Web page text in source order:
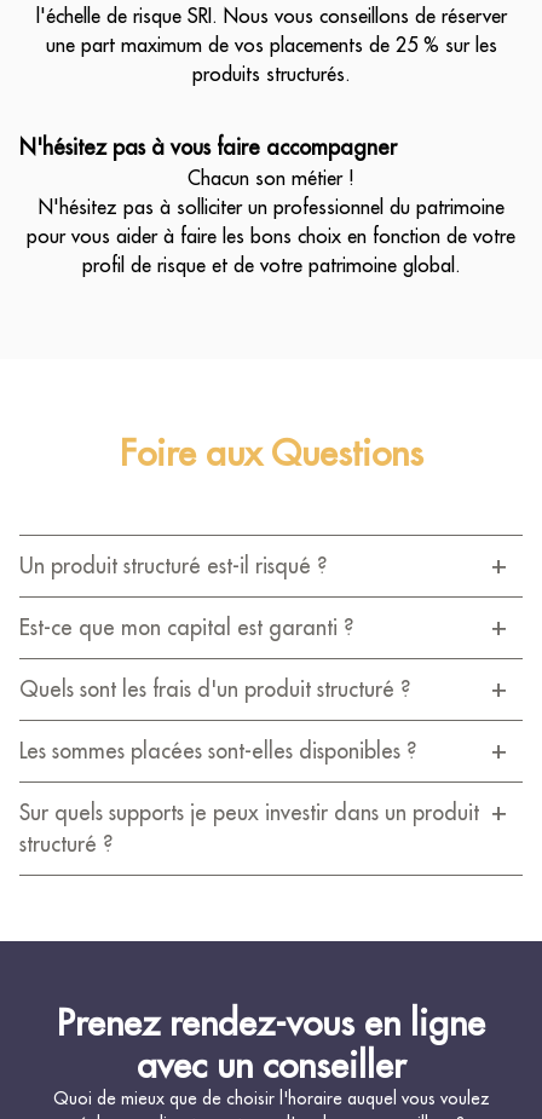
l'échelle de risque SRI. Nous vous conseillons de réserver
une part maximum de vos placements de 25 % sur les
produits structurés.
N'hésitez pas à vous faire accompagner
Chacun son métier !
N'hésitez pas à solliciter un professionnel du patrimoine
pour vous aider à faire les bons choix en fonction de votre
profil de risque et de votre patrimoine global.
Foire aux Questions
Un produit structuré est-il risqué ?
Est-ce que mon capital est garanti ?
Quels sont les frais d'un produit structuré ?
Les sommes placées sont-elles disponibles ?
Sur quels supports je peux investir dans un produit
structuré ?
Prenez rendez-vous en ligne
avec un conseiller
Quoi de mieux que de choisir l'horaire auquel vous voulez